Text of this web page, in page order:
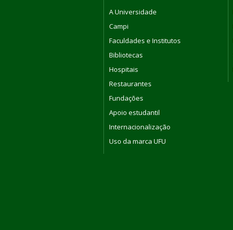
A Universidade
Campi
Faculdades e Institutos
Bibliotecas
Hospitais
Restaurantes
Fundações
Apoio estudantil
Internacionalização
Uso da marca UFU